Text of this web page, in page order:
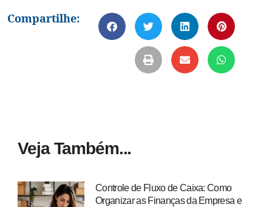
Compartilhe:
Veja Também...
Controle de Fluxo de Caixa: Como
Organizar as Finanças da Empresa e